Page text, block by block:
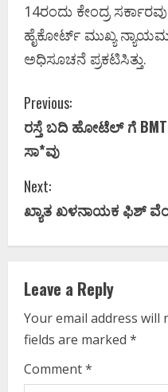
14ರಂದು ಕೇಂದ್ರ
ಹೈಕೋರ್ಟ್‌ ಮುಖ್ಯ
ಅಧಿಸೂಚನೆ ಪ್ರಕಟಿಸಿತ್ತು.
C
o
n
t
i
n
u
e
R
Previous:
ರಸ್ತೆ ಬದಿ ಹೋಟೆಲ್ ಗೆ
ಸಾ*ವು
Next:
ಖ್ಯಾತ ಖಳನಾಯಕ ಫಿಶ್
Leave a Reply
Your email address will
fields are marked *
Comment*